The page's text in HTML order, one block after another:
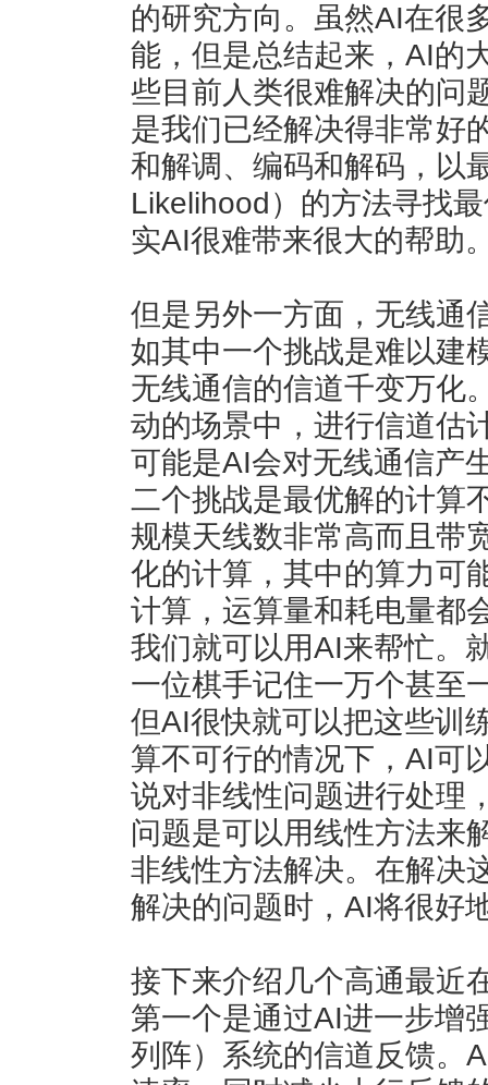
的研究方向。虽然AI在很
能，但是总结起来，AI的
些目前人类很难解决的问
是我们已经解决得非常好
和解调、编码和解码，以
Likelihood）的方法寻找
实AI很难带来很大的帮助
但是另外一方面，无线通
如其中一个挑战是难以建
无线通信的信道千变万化
动的场景中，进行信道估
可能是AI会对无线通信产
二个挑战是最优解的计算
规模天线数非常高而且带
化的计算，其中的算力可
计算，运算量和耗电量都
我们就可以用AI来帮忙。
一位棋手记住一万个甚至
但AI很快就可以把这些训
算不可行的情况下，AI可
说对非线性问题进行处理
问题是可以用线性方法来
非线性方法解决。在解决
解决的问题时，AI将很好
接下来介绍几个高通最近
第一个是通过AI进一步增
列阵）系统的信道反馈。